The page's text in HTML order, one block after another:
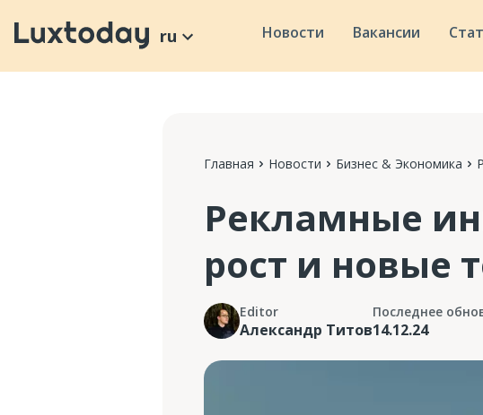
ru Новости Вакансии
Главная Новости Бизнес & Экономика
Рекламные
рост и новые
Editor
Александр Титов
Последнее
14.12.24